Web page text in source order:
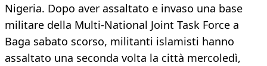
Nigeria. Dopo aver assaltato e invaso una base
militare della Multi-National Joint Task Force a
Baga sabato scorso, militanti islamisti hanno
assaltato una seconda volta la città mercoledì,